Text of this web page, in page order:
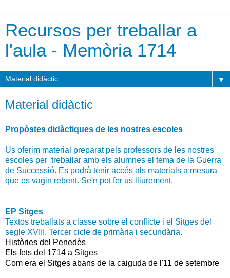
Recursos per treballar a
l'aula - Memòria 1714
▼
Material didàctic
Propòstes didàctiques de les nostres escoles
Us oferim material preparat pels professors de les nostres
escoles per treballar amb els alumnes el tema de la Guerra
de Successió. Es podrà tenir accés als materials a mesura
que es vagin rebent. Se'n pot fer us lliurement.
EP Sitges
Textos treballats a classe sobre el conflicte i el Sitges del
segle XVIII. Tercer cicle de primària i secundària.
Històries del Penedès
Els fets del 1714 a Sitges
Com era el Sitges abans de la caiguda de l'11 de setembre